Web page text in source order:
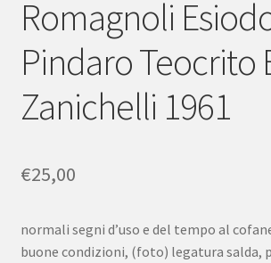
Romagnoli
Pindaro Teocrito
Zanichelli 1961
€25,00
normali segni d’uso e del tempo al
buone condizioni, (foto) legatura salda,